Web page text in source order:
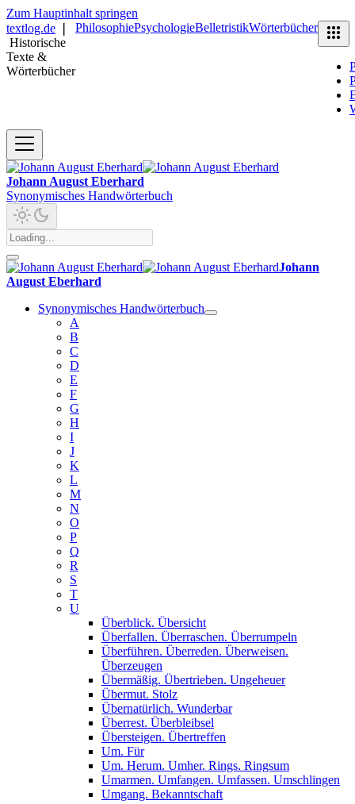
Zum Hauptinhalt springen
textlog.de
Historische
Texte &
Wörterbücher
PhilosophiePsychologieBelletristikWörterbücher
Johann August Eberhard
Synonymisches Handwörterbuch
Johann
August Eberhard
Synonymisches Handwörterbuch
A
B
C
D
E
F
G
H
I
J
K
L
M
N
O
P
Q
R
S
T
U
Überblick. Übersicht
Überfallen. Überraschen. Überrumpeln
Überführen. Überreden. Überweisen.
Überzeugen
Übermäßig. Übertrieben. Ungeheuer
Übermut. Stolz
Übernatürlich. Wunderbar
Überrest. Überbleibsel
Übersteigen. Übertreffen
Um. Für
Um. Herum. Umher. Rings. Ringsum
Umarmen. Umfangen. Umfassen. Umschlingen
Umgang. Bekanntschaft